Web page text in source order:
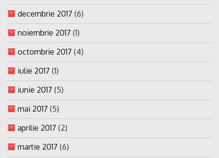
decembrie 2017 (6)
noiembrie 2017 (1)
octombrie 2017 (4)
iulie 2017 (1)
iunie 2017 (5)
mai 2017 (5)
aprilie 2017 (2)
martie 2017 (6)